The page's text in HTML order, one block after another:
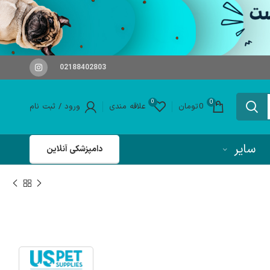
02188402803
0
0تومان 0 علاقه مندی ورود / ثبت نام
سایر دامپزشکی آنلاین